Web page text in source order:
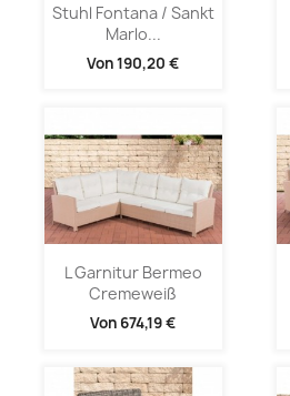
Stuhl Fontana / Sankt
Marlo...
Von190,20 €
L Garnitur Bermeo
Cremeweiß
Von 674,19 €